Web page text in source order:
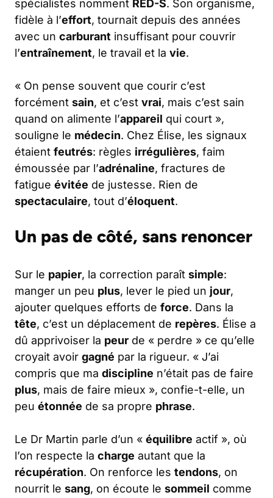
spécialistes nomment RED-S. Son organisme,
fidèle à l’effort, tournait depuis des années
avec un carburant insuffisant pour couvrir
l’entraînement, le travail et la vie.
« On pense souvent que courir c’est
forcément sain, et c’est vrai, mais c’est sain
quand on alimente l’appareil qui court »,
souligne le médecin. Chez Élise, les signaux
étaient feutrés: règles irrégulières, faim
émoussée par l’adrénaline, fractures de
fatigue évitée de justesse. Rien de
spectaculaire, tout d’éloquent.
Un pas de côté, sans renoncer
Sur le papier, la correction paraît simple:
manger un peu plus, lever le pied un jour,
ajouter quelques efforts de force. Dans la
tête, c’est un déplacement de repères. Élise a
dû apprivoiser la peur de « perdre » ce qu’elle
croyait avoir gagné par la rigueur. « J’ai
compris que ma discipline n’était pas de faire
plus, mais de faire mieux », confie-t-elle, un
peu étonnée de sa propre phrase.
Le Dr Martin parle d’un « équilibre actif », où
l’on respecte la charge autant que la
récupération. On renforce les tendons, on
nourrit le sang, on écoute le sommeil comme